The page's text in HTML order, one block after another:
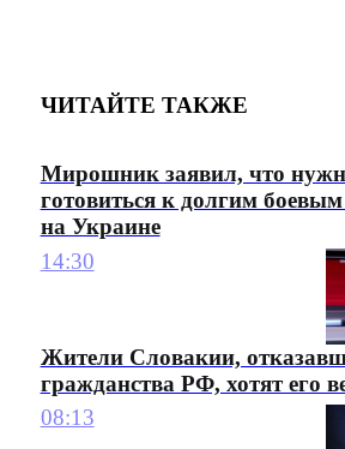
ЧИТАЙТЕ ТАКЖЕ
Мирошник заявил, что
готовиться к долгим
на Украине
14:30
Жители Словакии,
гражданства РФ, хотят его
08:13